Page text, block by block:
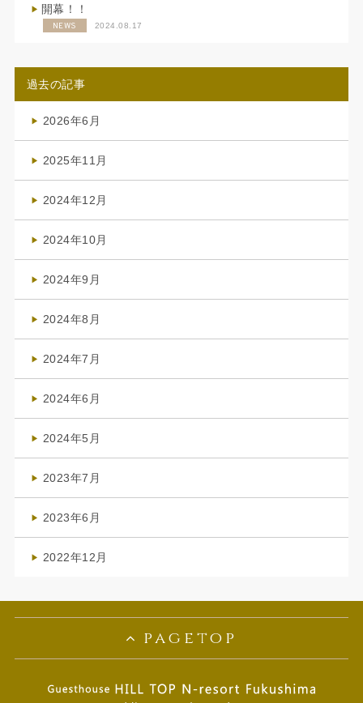
開幕！！
NEWS 2024.08.17
過去の記事
2026年6月
2025年11月
2024年12月
2024年10月
2024年9月
2024年8月
2024年7月
2024年6月
2024年5月
2023年7月
2023年6月
2022年12月
pagetop